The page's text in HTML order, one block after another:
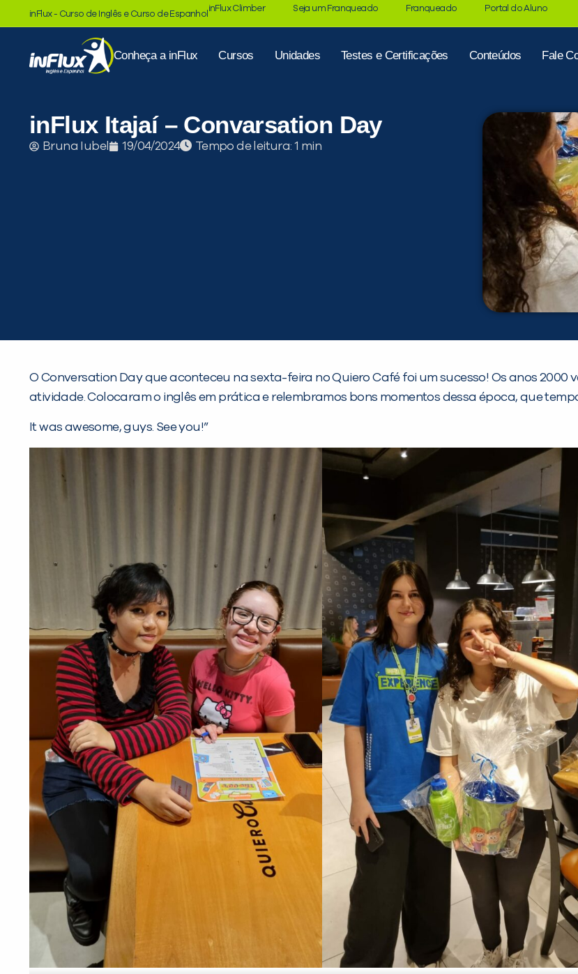
inFlux - Curso de Inglês e Curso de Espanhol
inFlux Climber Seja um Franqueado Franqueado Portal do Aluno
Conheça a inFlux Cursos Unidades Testes e Certificações Conteúdos Fale
inFlux Itajaí – Convarsation Day
Bruna Iubel 19/04/2024 Tempo de leitura:
O Conversation Day que aconteceu na sexta-feira no Quiero Café foi um sucesso! Os anos 2000
atividade. Colocaram o inglês em prática e relembramos bons momentos dessa época, que
It was awesome, guys. See you!”